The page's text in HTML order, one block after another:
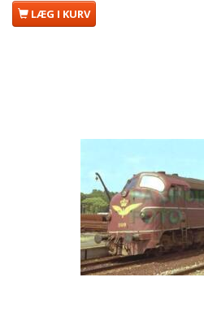
LÆG I KURV